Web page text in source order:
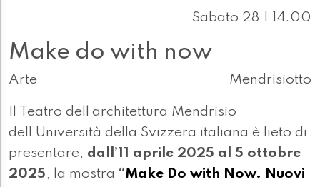
Sabato 28 | 14.00
Make do with now
Arte Mendrisiotto
Il Teatro dell’architettura Mendrisio
dell’Università della Svizzera italiana è lieto di
presentare, dall’11 aprile 2025 al 5 ottobre
2025 , la mostra “Make Do with Now. Nuovi